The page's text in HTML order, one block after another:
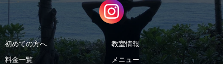
初めての方へ 教室情報
料金一覧 メニュー